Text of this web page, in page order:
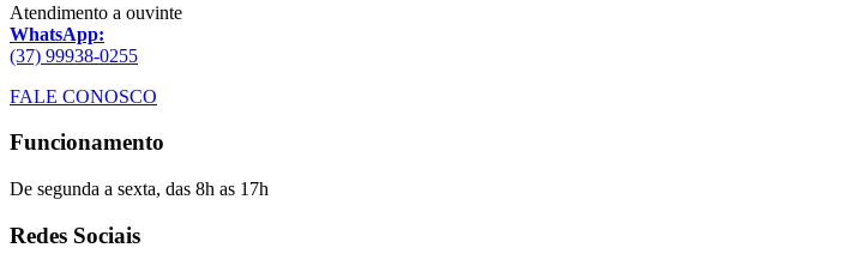
Atendimento a ouvinte
WhatsApp:
(37) 99938-0255
FALE CONOSCO
Funcionamento
De segunda a sexta, das 8h as 17h
Redes Sociais